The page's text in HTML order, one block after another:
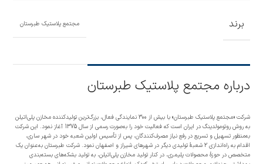
برند مجتمع پلاستیک طبرستان
درباره مجتمع پلاستیک طبرستان
شرکت «مجتمع پلاستیک طبرستان» با بیش از 300 نمایندگی فعال، بزرگ‌ترین تولیدکننده مخازن پلی‌اتیلن
به روش روتومولدینگ در ایران است که فعالیت خود را به‌صورت رسمی از سال 1375 آغاز نمود. این شرکت
به‌منظور تسهیل و تسریع در رفع نیاز مصرف‌کنندگان، پس از تأسیس اولین شعبه خود در شهر ساری،
اقدام به راه‌اندازی 2 شعبۀ تولیدی دیگر در شهرهای شیراز و اصفهان نمود. شرکت طبرستان به‌عنوان یک
متخصص در حوزۀ محصولات پلیمری، در کنار تولید مخازن پلی‌اتیلن، به تولید بشکه‌های بسته‌بندی